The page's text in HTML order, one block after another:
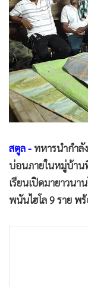
• Good health &
• Green
• Management &
• MGR Live
• Infographic
• การเมือง
• ท่องเที่ยว
• กีฬา
• ต่างประเทศ
• Special Scoop
• เศรษฐกิจ-ธุรกิจ
สตูล - ทหารนำกำลั
บ่อนภายในหมู่บ้าน
เรียนเปิดมายาวนา
พนันไฮโล 9 ราย